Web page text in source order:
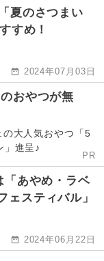
夏のさつまい
すめ！
2024年07月03日
おやつが無
大人気おやつ「5
進呈♪
PR
「あやめ・ラベ
ェスティバル」
2024年06月22日